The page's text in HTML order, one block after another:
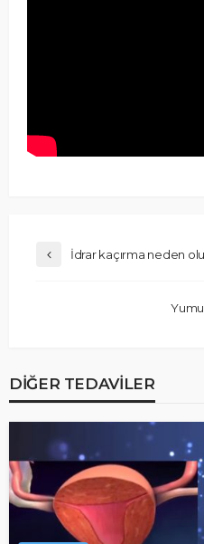
İdrar kaçırma neden
DIĞER TEDAVILER